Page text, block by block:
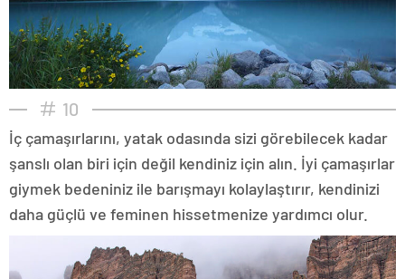
10
İç çamaşırlarını, yatak odasında sizi görebilecek kadar
şanslı olan biri için değil kendiniz için alın. İyi çamaşırlar
giymek bedeniniz ile barışmayı kolaylaştırır, kendinizi
daha güçlü ve feminen hissetmenize yardımcı olur.